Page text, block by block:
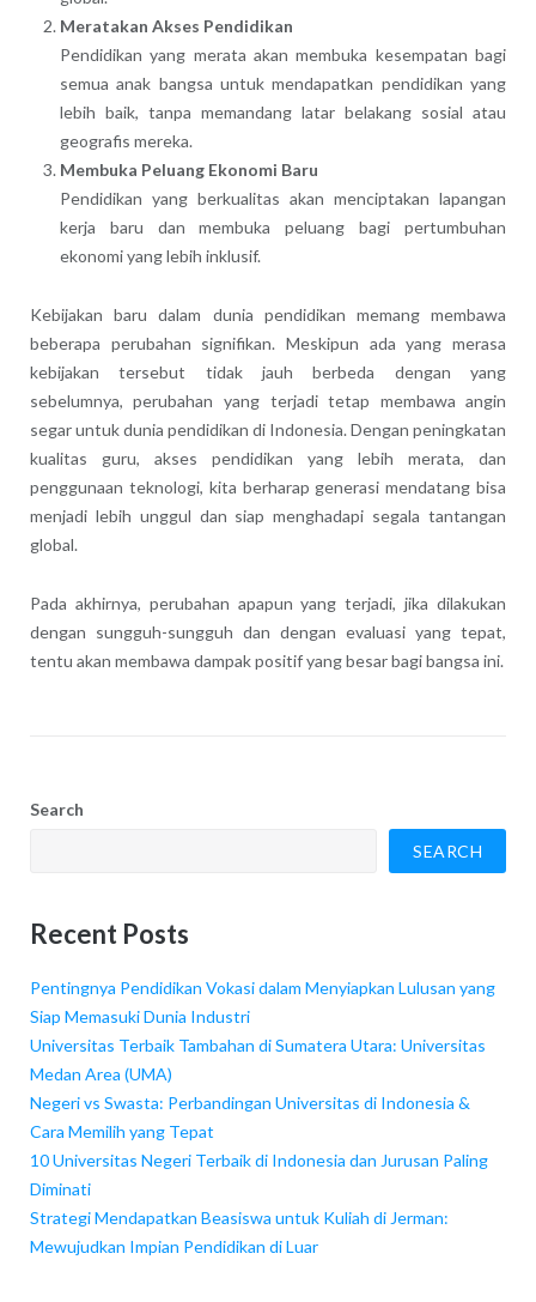
Meratakan Akses Pendidikan
Pendidikan yang merata akan membuka kesempatan bagi
semua anak bangsa untuk mendapatkan pendidikan yang
lebih baik, tanpa memandang latar belakang sosial atau
geografis mereka.
Membuka Peluang Ekonomi Baru
Pendidikan yang berkualitas akan menciptakan lapangan
kerja baru dan membuka peluang bagi pertumbuhan
ekonomi yang lebih inklusif.
Kebijakan baru dalam dunia pendidikan memang membawa
beberapa perubahan signifikan. Meskipun ada yang merasa
kebijakan tersebut tidak jauh berbeda dengan yang
sebelumnya, perubahan yang terjadi tetap membawa angin
segar untuk dunia pendidikan di Indonesia. Dengan peningkatan
kualitas guru, akses pendidikan yang lebih merata, dan
penggunaan teknologi, kita berharap generasi mendatang bisa
menjadi lebih unggul dan siap menghadapi segala tantangan
global.
Pada akhirnya, perubahan apapun yang terjadi, jika dilakukan
dengan sungguh-sungguh dan dengan evaluasi yang tepat,
tentu akan membawa dampak positif yang besar bagi bangsa ini.
Search
SEARCH
Recent Posts
Pentingnya Pendidikan Vokasi dalam Menyiapkan Lulusan yang
Siap Memasuki Dunia Industri
Universitas Terbaik Tambahan di Sumatera Utara: Universitas
Medan Area (UMA)
Negeri vs Swasta: Perbandingan Universitas di Indonesia &
Cara Memilih yang Tepat
10 Universitas Negeri Terbaik di Indonesia dan Jurusan Paling
Diminati
Strategi Mendapatkan Beasiswa untuk Kuliah di Jerman:
Mewujudkan Impian Pendidikan di Luar